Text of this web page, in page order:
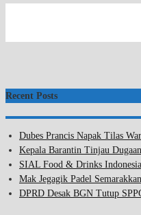
Recent Posts
Dubes Prancis Napak Tilas
Kepala Barantin Tinjau
SIAL Food & Drinks
Mak Jegagik Padel
DPRD Desak BGN Tutup